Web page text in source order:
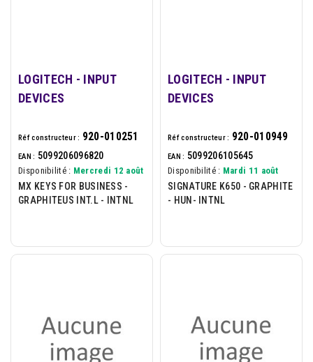
LOGITECH - INPUT
DEVICES
Réf constructeur : 920-010251
EAN : 5099206096820
Disponibilité : Mercredi 12 août
MX KEYS FOR BUSINESS -
GRAPHITEUS INT.L - INTNL
LOGITECH - INPUT
DEVICES
Réf constructeur : 920-010949
EAN : 5099206105645
Disponibilité : Mardi 11 août
SIGNATURE K650 - GRAPHITE
- HUN- INTNL